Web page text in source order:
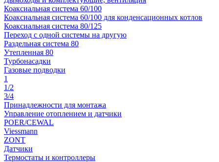
Коаксиальная система 60/100
Коаксиальная система 60/100 для конденсационных котлов
Коаксиальная система 80/125
Переход с одной системы на другую
Раздельная система 80
Утепленная 80
Турбонасадки
Газовые подводки
1
1/2
3/4
Принадлежности для монтажа
Управление отоплением и датчики
POER/CEWAL
Viessmann
ZONT
Датчики
Термостаты и контроллеры